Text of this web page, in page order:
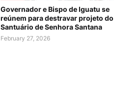
Governador e Bispo de Iguatu se
reúnem para destravar projeto do
Santuário de Senhora Santana
February 27, 2026